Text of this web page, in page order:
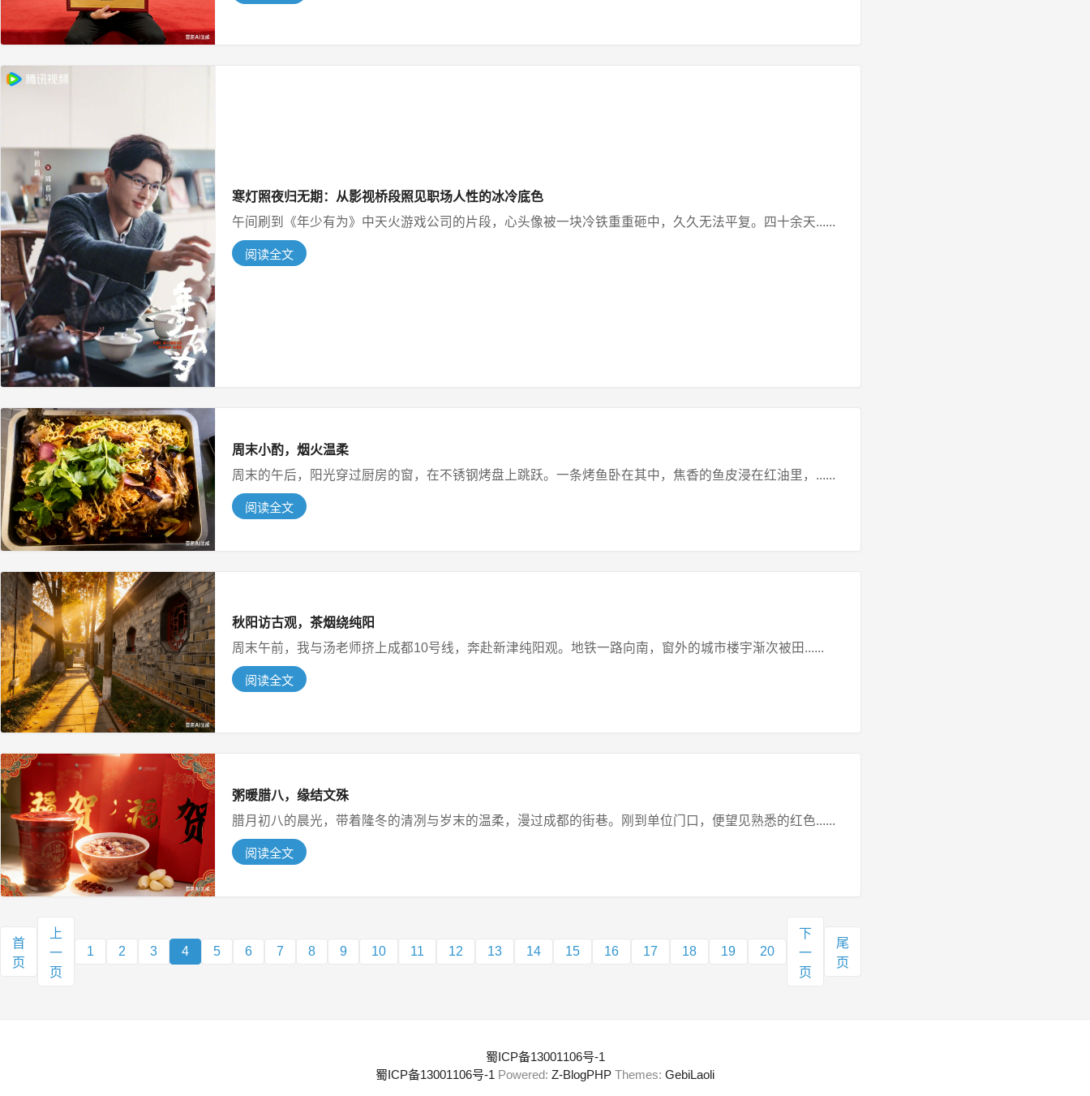
寒灯照夜归无期：从影视桥段照见职场人性的冰冷底色
午间刷到《年少有为》中天火游戏公司的片段，心头像被一块冷铁重重砸中，久久无法平复。四十余天......
阅读全文
周末小酌，烟火温柔
周末的午后，阳光穿过厨房的窗，在不锈钢烤盘上跳跃。一条烤鱼卧在其中，焦香的鱼皮浸在红油里，......
阅读全文
秋阳访古观，茶烟绕纯阳
周末午前，我与汤老师挤上成都10号线，奔赴新津纯阳观。地铁一路向南，窗外的城市楼宇渐次被田......
阅读全文
粥暖腊八，缘结文殊
腊月初八的晨光，带着隆冬的清冽与岁末的温柔，漫过成都的街巷。刚到单位门口，便望见熟悉的红色......
阅读全文
首
页
上
一
页
1 2 3 4 5 6 7 8 9 10 11 12 13 14 15 16 17 18 19 20
下
一
页
尾
页
蜀ICP备13001106号-1
蜀ICP备13001106号-1 Powered: Z-BlogPHP Themes: GebiLaoli